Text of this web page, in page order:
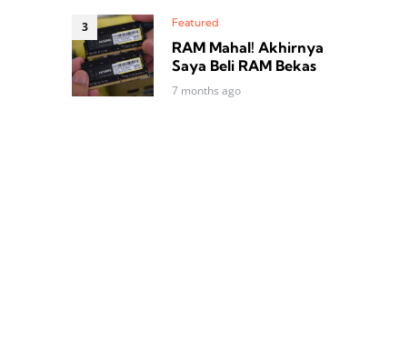
Featured
RAM Mahal! Akhirnya
Saya Beli RAM Bekas
7 months ago